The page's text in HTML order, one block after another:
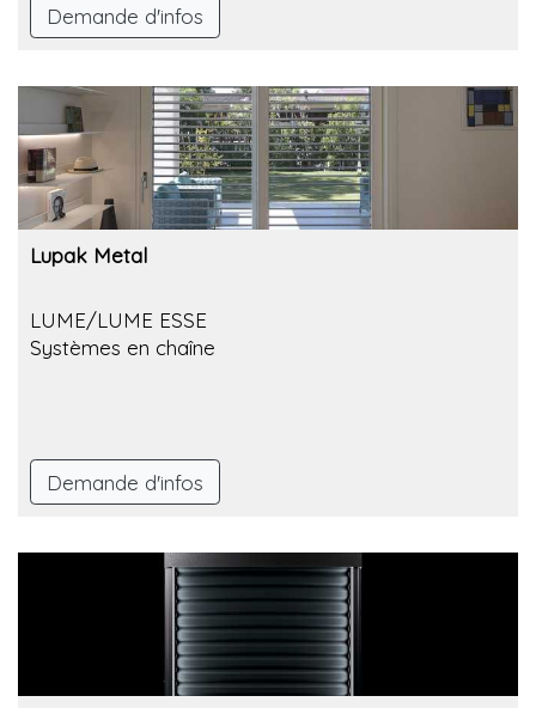
Demande d'infos
Lupak Metal
LUME/LUME ESSE
Systèmes en chaîne
Demande d'infos